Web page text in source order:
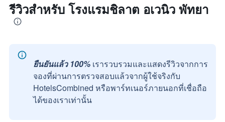
รีวิวสำหรับ โรงแรมชิลาต อเวนิว พัทยา
ยืนยันแล้ว 100% เรารวบรวมและแสดงรีวิวจากการ
จองที่ผ่านการตรวจสอบแล้วจากผู้ใช้จริงกับ
HotelsCombined หรือพาร์ทเนอร์ภายนอกที่เชื่อถือ
ได้ของเราเท่านั้น